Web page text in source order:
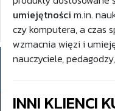
umiejętności m.in.
czy komputera, a czas
wzmacnia więzi i
nauczyciele,
INNI KLIENCI